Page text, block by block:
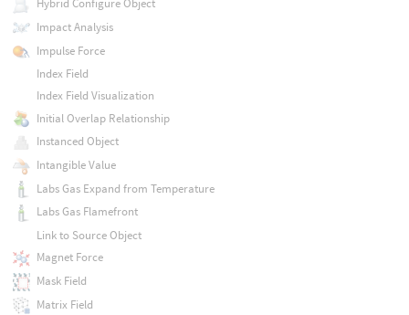
Hybrid Configure Object
Impact Analysis
Impulse Force
Index Field
Index Field Visualization
Initial Overlap Relationship
Instanced Object
Intangible Value
Labs Gas Expand from Temperature
Labs Gas Flamefront
Link to Source Object
Magnet Force
Mask Field
Matrix Field